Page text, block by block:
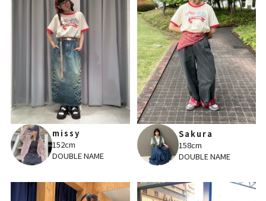
missy
152cm
DOUBLE NAME
Sakura
158cm
DOUBLE NAME